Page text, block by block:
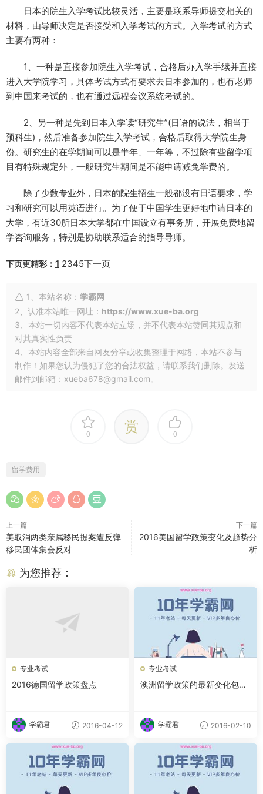
日本的院生入学考试比较灵活，主要是联系导师提交相关的
材料，由导师决定是否接受和入学考试的方式。入学考试的方式
主要有两种：
1、一种是直接参加院生入学考试，合格后办入学手续并直接
进入大学院学习，具体考试方式有要求去日本参加的，也有老师
到中国来考试的，也有通过远程会议系统考试的。
2、另一种是先到日本入学读“研究生”(日语的说法，相当于
预科生)，然后准备参加院生入学考试，合格后取得大学院生身
份。研究生的在学期间可以是半年、一年等，不过除有些留学项
目有特殊规定外，一般研究生期间是不能申请减免学费的。
除了少数专业外，日本的院生招生一般都没有日语要求，学
习和研究可以用英语进行。为了便于中国学生更好地申请日本的
大学，有近30所日本大学都在中国设立有事务所，开展免费地留
学咨询服务，特别是协助联系适合的指导导师。
下页更精彩： 1 2345下一页
1、本站名称： 学霸网
2、认准本站唯一网址： https://www.xue-ba.org
3、本站一切内容不代表本站立场，并不代表本站赞同其观点和
对其真实性负责
4、本站内容全部来自网友分享或收集整理于网络，本站不参与
制作！如果您认为侵犯了您的合法权益，请联系我们删除。发送
邮件到邮箱：xueba678@gmail.com。
0 赏 0
留学费用
上一篇
美取消两类亲属移民提案遭反弹
移民团体集会反对
下一篇
2016美国留学政策变化及趋势分
析
为您推荐：
专业考试
2016德国留学政策盘点
学霸君 2016-04-12
专业考试
澳洲留学政策的最新变化包括
学霸君 2016-02-10